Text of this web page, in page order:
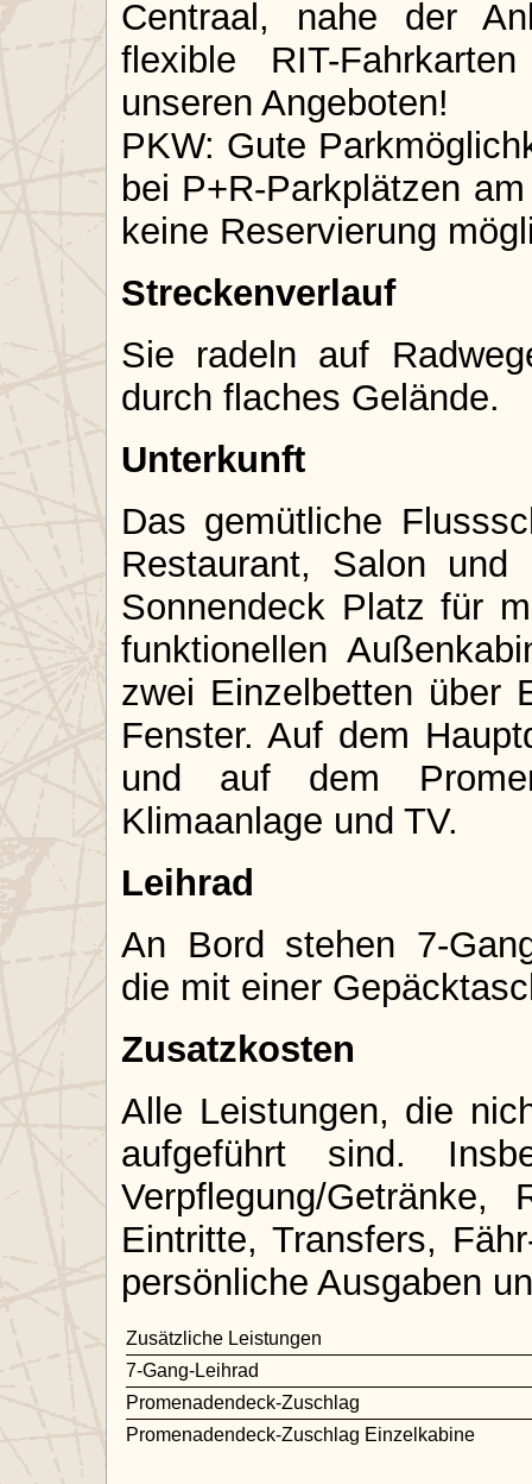
Centraal, nahe der
flexible RIT-
unseren Angeboten!
PKW: Gute
bei P+R-Parkplätzen
keine Reservierung
Streckenverlauf
Sie radeln auf
durch flaches Gelände.
Unterkunft
Das gemütliche
Restaurant, Salon
Sonnendeck Platz für
funktionellen
zwei Einzelbetten über
Fenster. Auf dem
und auf dem
Klimaanlage und TV.
Leihrad
An Bord stehen 7-
die mit einer
Zusatzkosten
Alle Leistungen, die
aufgeführt sind.
Verpflegung/Getränke,
Eintritte, Transfers,
persönliche Ausgaben
Zusätzliche Leistungen
7-Gang-Leihrad
Promenadendeck-Zuschlag
Promenadendeck-Zuschlag Einzelkabine